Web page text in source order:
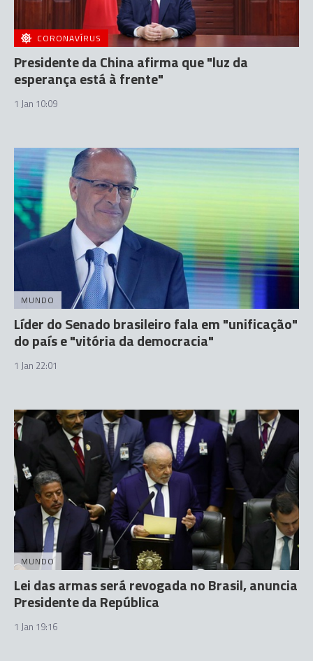
CORONAVÍRUS
Presidente da China afirma que "luz da
esperança está à frente"
1 Jan 10:09
MUNDO
Líder do Senado brasileiro fala em "unificação"
do país e "vitória da democracia"
1 Jan 22:01
MUNDO
Lei das armas será revogada no Brasil, anuncia
Presidente da República
1 Jan 19:16